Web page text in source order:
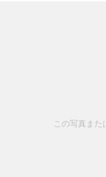
この写真ま